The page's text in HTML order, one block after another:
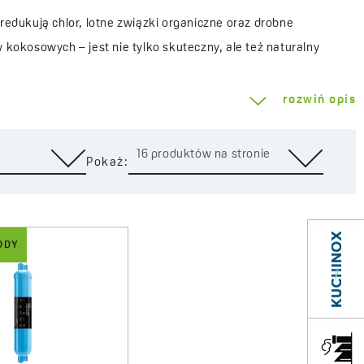
chlor, lotne związki organiczne oraz drobne
kokosowych – jest nie tylko skuteczny, ale też naturalny
rozwiązanie do ochrony zarówno zdrowia, jak
co dodatkowo zwiększa komfort użytkowania i daje
z wody butelkowanej, ograniczasz codzienne wydatki
rozwiń opis
Pokaż:
16 produktów na stronie